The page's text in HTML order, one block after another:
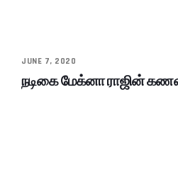
JUNE 7, 2020
நடிகை மேக்னா ராஜின்